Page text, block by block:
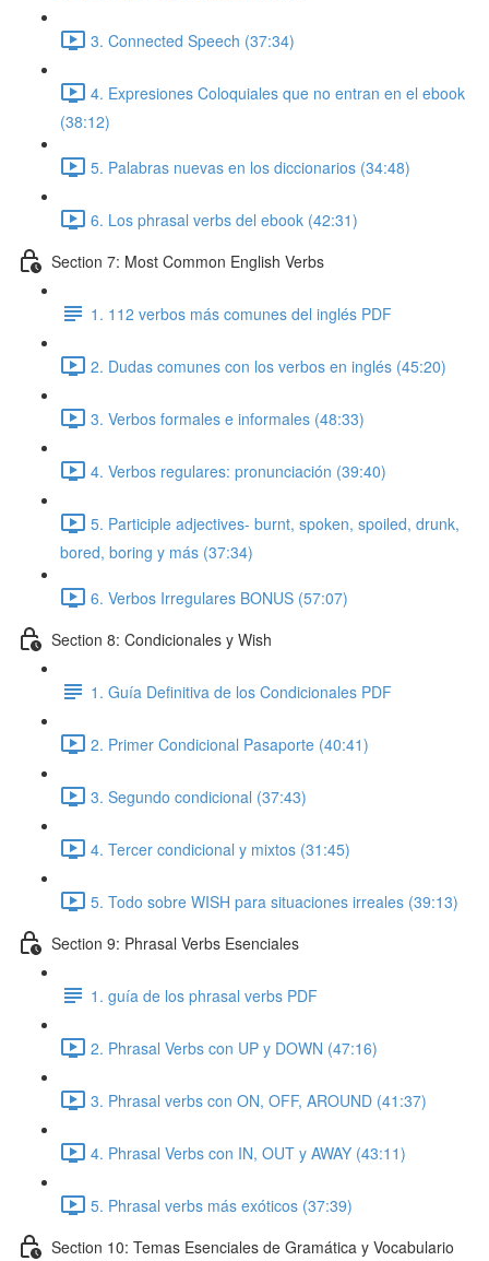
3. Connected Speech (37:34)
4. Expresiones Coloquiales que no entran en el ebook
(38:12)
5. Palabras nuevas en los diccionarios (34:48)
6. Los phrasal verbs del ebook (42:31)
Section 7: Most Common English Verbs
1. 112 verbos más comunes del inglés PDF
2. Dudas comunes con los verbos en inglés (45:20)
3. Verbos formales e informales (48:33)
4. Verbos regulares: pronunciación (39:40)
5. Participle adjectives- burnt, spoken, spoiled, drunk,
bored, boring y más (37:34)
6. Verbos Irregulares BONUS (57:07)
Section 8: Condicionales y Wish
1. Guía Definitiva de los Condicionales PDF
2. Primer Condicional Pasaporte (40:41)
3. Segundo condicional (37:43)
4. Tercer condicional y mixtos (31:45)
5. Todo sobre WISH para situaciones irreales (39:13)
Section 9: Phrasal Verbs Esenciales
1. guía de los phrasal verbs PDF
2. Phrasal Verbs con UP y DOWN (47:16)
3. Phrasal verbs con ON, OFF, AROUND (41:37)
4. Phrasal Verbs con IN, OUT y AWAY (43:11)
5. Phrasal verbs más exóticos (37:39)
Section 10: Temas Esenciales de Gramática y Vocabulario